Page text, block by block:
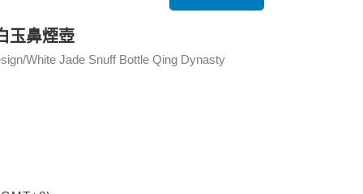
玉鼻煙壺
White Jade Snuff Bottle Qing Dynasty